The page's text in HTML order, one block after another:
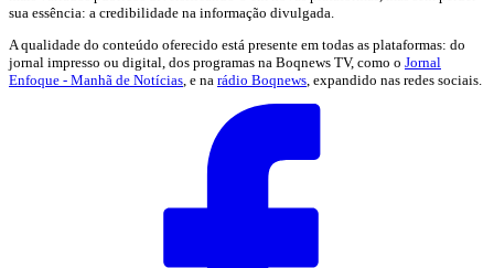
sua essência: a credibilidade na informação divulgada.
A qualidade do conteúdo oferecido está presente em todas as plataformas: do
jornal impresso ou digital, dos programas na Boqnews TV, como o Jornal
Enfoque - Manhã de Notícias, e na rádio Boqnews, expandido nas redes sociais.